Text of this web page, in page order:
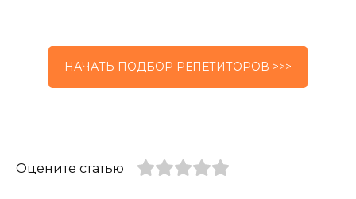
НАЧАТЬ ПОДБОР РЕПЕТИТОРОВ >>>
Оцените статью